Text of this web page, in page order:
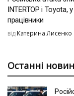
INTERTOP і Toyota,
працівники
від Катерина Лисенко
Останні